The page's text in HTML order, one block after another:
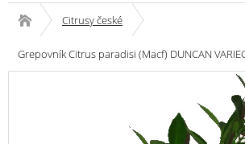
Citrusy české
Grepovník Citrus paradisi (Macf) DUNCAN